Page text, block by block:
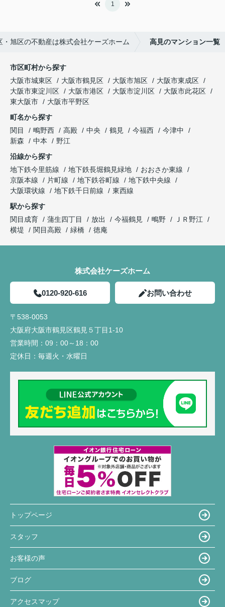
1
・旭区の不動産は株式会社ケーズホーム 高見のマンション一覧
市区町村から探す
大阪市城東区
大阪市鶴見区 大阪市旭区
大阪市東成区
大阪市東淀川区
大阪市港区 大阪市淀川区
大阪市此花区
東大阪市
大阪市平野区
町名から探す
関目
鴫野西 高殿 中央 鶴見 今福西
今津中
新森
中本
野江
沿線から探す
地下鉄今里筋線
地下鉄長堀鶴見緑地
おおさか東線
京阪本線
片町線 地下鉄谷町線
地下鉄中央線
大阪環状線
地下鉄千日前線
東西線
駅から探す
関目成育
蒲生四丁目 放出 今福鶴見 鴫野
ＪＲ野江
横堤
関目高殿 緑橋 徳庵
株式会社ケーズホーム
0120-920-616 お問い合わせ
〒538-0053
大阪府大阪市鶴見区鶴見５丁目1-10
営業時間： 09：00～18：00
定休日： 毎週火・水曜日
トップページ
スタッフ
お客様の声
ブログ
アクセスマップ